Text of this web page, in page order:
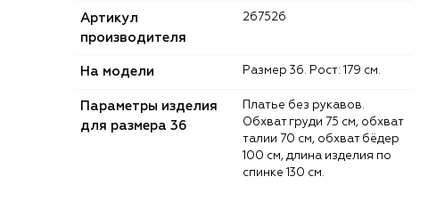
Артикул
производителя
267526
На модели Размер 36. Рост: 179 см.
Параметры изделия
для размера 36
Обхват груди 75 см, обхват
талии 70 см, обхват бёдер
100 см, длина изделия по
спинке 130 см.